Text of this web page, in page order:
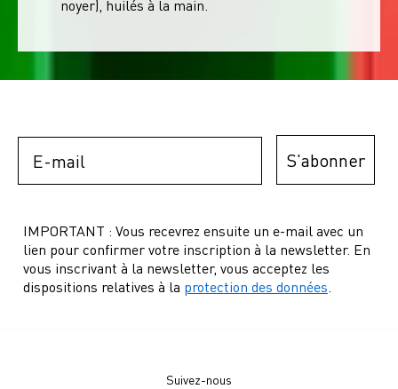
noyer), huilés à la main.
S'abonner
IMPORTANT : Vous recevrez ensuite un e-mail avec un
lien pour confirmer votre inscription à la newsletter. En
vous inscrivant à la newsletter, vous acceptez les
dispositions relatives à la protection des données.
Suivez-nous